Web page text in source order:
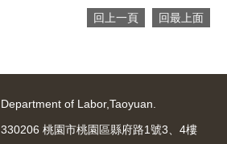
回上一頁 回最上面
Department of Labor,Taoyuan.
330206 桃園市桃園區縣府路1號3、4樓